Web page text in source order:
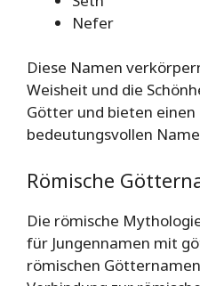
Nefer
Diese Namen
Weisheit und die
Götter und bieten
bedeutungsvollen
Römische
Die römische
für Jungennamen mit
römischen